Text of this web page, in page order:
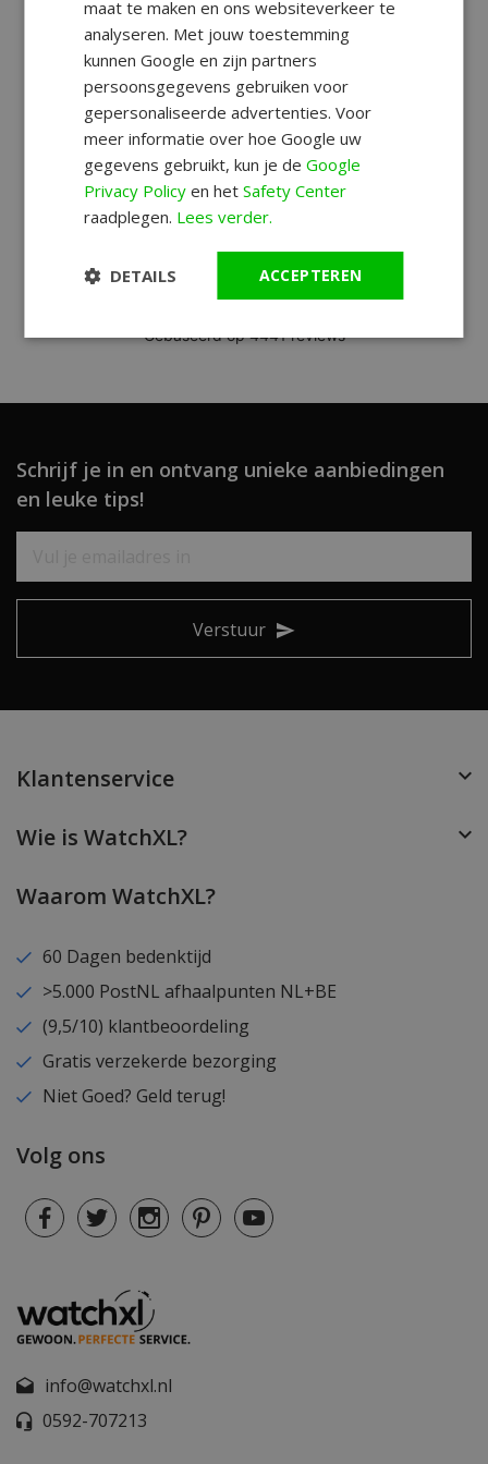
Schrijf je in en ontvang unieke aanbiedingen
en leuke tips!
Verstuur
Klantenservice
Wie is WatchXL?
Waarom WatchXL?
60 Dagen bedenktijd
>5.000 PostNL afhaalpunten NL+BE
(9,5/10) klantbeoordeling
Gratis verzekerde bezorging
Niet Goed? Geld terug!
Volg ons
info@watchxl.nl
0592-707213
maat te maken en ons websiteverkeer te
analyseren. Met jouw toestemming
kunnen Google en zijn partners
persoonsgegevens gebruiken voor
gepersonaliseerde advertenties. Voor
meer informatie over hoe Google uw
gegevens gebruikt, kun je deGoogle
Privacy Policy en hetSafety Center
raadplegen. Lees verder.
ACCEPTEREN
DETAILS